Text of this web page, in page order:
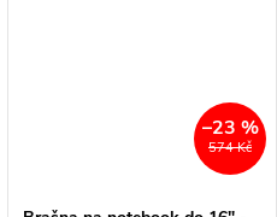
574 Kč
–23 %